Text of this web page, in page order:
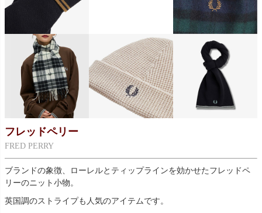
フレッドペリー
FRED PERRY
ブランドの象徴、ローレルとティップラインを効かせたフレッドペ
リーのニット小物。
英国調のストライプも人気のアイテムです。